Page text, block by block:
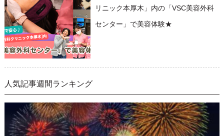
リニック本厚木」内の「VSC美容外科
センター」で美容体験★
人気記事週間ランキング